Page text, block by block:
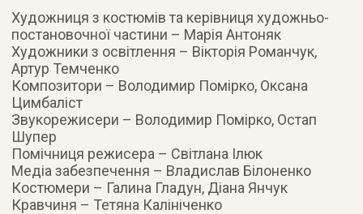
Художниця з костюмів та керівниця художньо-
постановочної частини – Марія Антоняк
Художники з освітлення – Вікторія Романчук,
Артур Темченко
Композитори – Володимир Помірко, Оксана
Цимбаліст
Звукорежисери – Володимир Помірко, Остап
Шупер
Помічниця режисера – Світлана Ілюк
Медіа забезпечення – Владислав Білоненко
Костюмери – Галина Гладун, Діана Янчук
Кравчиня – Тетяна Калініченко